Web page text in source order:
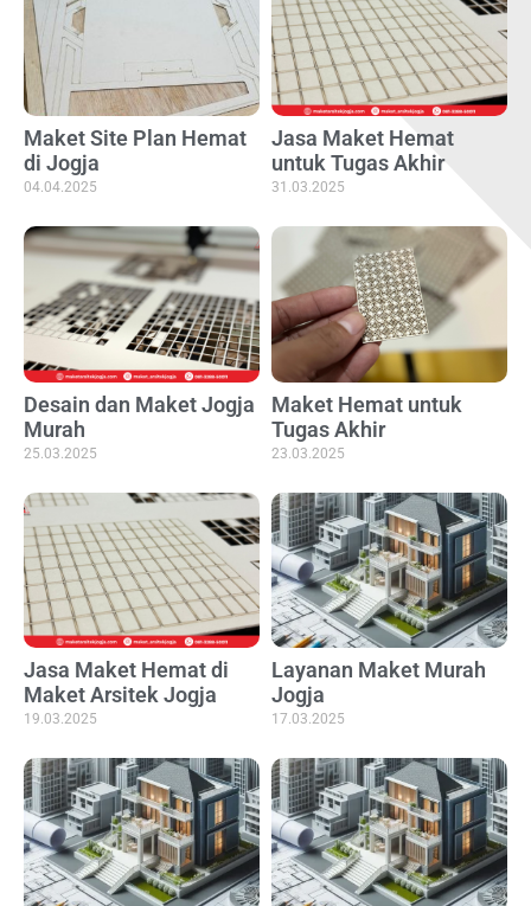
Maket Site Plan Hemat
di Jogja
04.04.2025
Jasa Maket Hemat
untuk Tugas Akhir
31.03.2025
Desain dan Maket Jogja
Murah
25.03.2025
Maket Hemat untuk
Tugas Akhir
23.03.2025
Jasa Maket Hemat di
Maket Arsitek Jogja
19.03.2025
Layanan Maket Murah
Jogja
17.03.2025